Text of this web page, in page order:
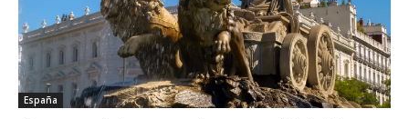
My
España